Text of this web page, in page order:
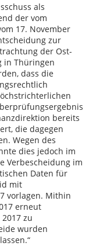
als
der vom
17. November
zur
der Ost-
in Thüringen
dass die
bereits
die dagegen
Wegen des
dies jedoch im
Verbescheidung im
Daten für
mit
vorlagen. Mithin
erneut
zu
wurden